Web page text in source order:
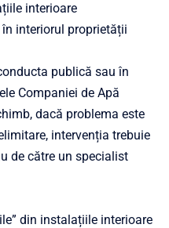
interioare
în interiorul proprietății
publică sau în
Companiei de Apă
dacă problema este
intervenția trebuie
de către un specialist
din instalațiile interioare